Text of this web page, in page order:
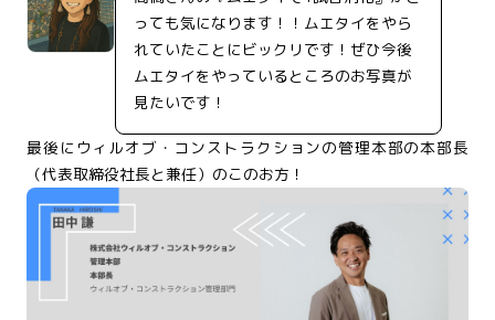
っても気になります！！ムエタイをやら
れていたことにビックリです！ぜひ今後
ムエタイをやっているところのお写真が
見たいです！
最後にウィルオブ・コンストラクションの管理本部の本部長
（代表取締役社長と兼任）のこのお方！